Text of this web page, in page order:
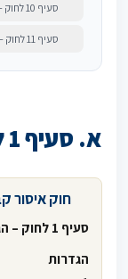
סעיף 10 לחוק – תחילה
סעיף 11 לחוק – הוראות מעבר
א. סעיף 1 לחוק – הגדרות
חוק איסור
סעיף 1 לחוק – הגדרות
הגדרות